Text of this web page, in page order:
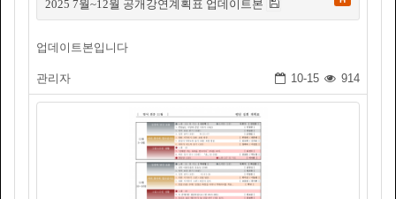
2025 7월~12월 공개강연계획표 업데이트본
업데이트본입니다
관리자 10-15 914